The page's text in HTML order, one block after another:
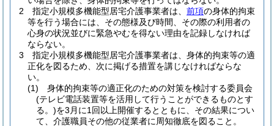
2
指定小規模多機能型居宅介護事業者は、 前項の身体的拘束
等を行う場合には、その態様及び時間、その際の利用者の
心身の状況並びに緊急やむを得ない理由を記録しなければ
ならない。
3
指定小規模多機能型居宅介護事業者は、身体的拘束等の適
正化を図るため、次に掲げる措置を講じなければならな
い。
(1)
身体的拘束等の適正化のための対策を検討する委員会
(テレビ電話装置等を活用して行うことができるものとす
る。)を3月に1回以上開催するとともに、その結果につい
て、介護職員その他の従業者に周知徹底を図ること。